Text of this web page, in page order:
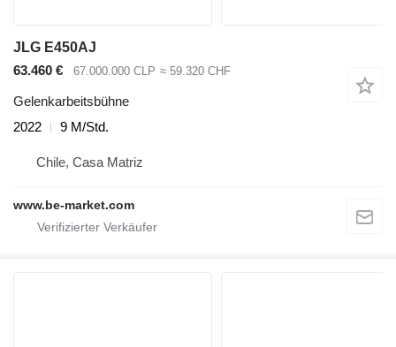
JLG E450AJ
63.460 €
67.000.000 CLP ≈ 59.320 CHF
Gelenkarbeitsbühne
2022
9 M/Std.
Chile, Casa Matriz
www.be-market.com